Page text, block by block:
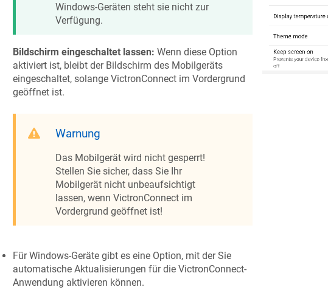
Windows-Geräten steht sie nicht zur
Verfügung.
Bildschirm eingeschaltet lassen: Wenn diese Option
aktiviert ist, bleibt der Bildschirm des Mobilgeräts
eingeschaltet, solange VictronConnect im Vordergrund
geöffnet ist.
Warnung
Das Mobilgerät wird nicht gesperrt!
Stellen Sie sicher, dass Sie Ihr
Mobilgerät nicht unbeaufsichtigt
lassen, wenn VictronConnect im
Vordergrund geöffnet ist!
Für Windows-Geräte gibt es eine Option, mit der Sie
automatische Aktualisierungen für die VictronConnect-
Anwendung aktivieren können.